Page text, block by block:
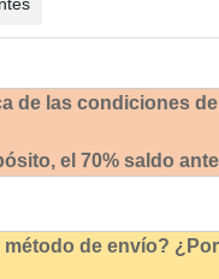
de las condiciones
el 70% saldo
método de envío?